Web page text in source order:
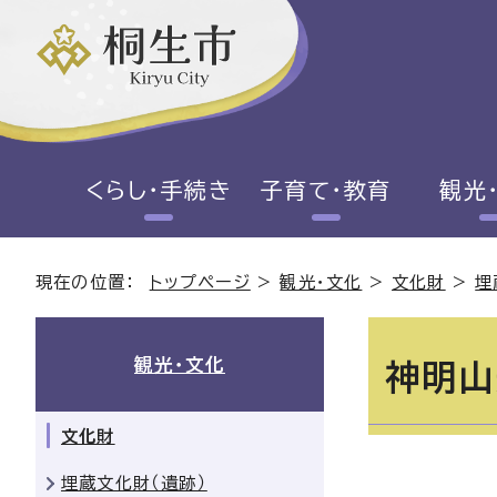
くらし・手続き 子育て・教育 観光
現在の位置： トップページ >観光・文化 > 文化財 >埋
神明
観光・文化
文化財
埋蔵文化財（遺跡）